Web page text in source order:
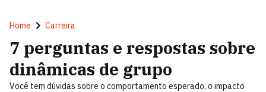
Home Carreira
7 perguntas e respostas sobre
dinâmicas de grupo
Você tem dúvidas sobre o comportamento esperado, o impacto